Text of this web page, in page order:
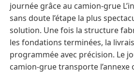
journée grâce au camion-grue
sans doute l’étape la plus
solution. Une fois la structure
les fondations terminées, la
programmée avec précision. Le
camion-grue transporte l’annexe